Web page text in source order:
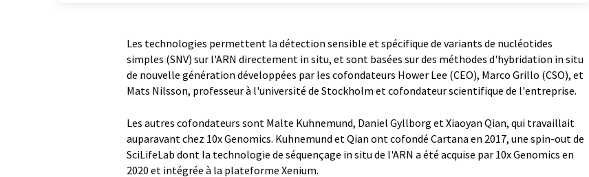
Les technologies permettent la détection sensible et spécifique de variants de nucléotides
simples (SNV) sur l'ARN directement in situ, et sont basées sur des méthodes d'hybridation in situ
de nouvelle génération développées par les cofondateurs Hower Lee (CEO), Marco Grillo (CSO), et
Mats Nilsson, professeur à l'université de Stockholm et cofondateur scientifique de l'entreprise.
Les autres cofondateurs sont Malte Kuhnemund, Daniel Gyllborg et Xiaoyan Qian, qui travaillait
auparavant chez 10x Genomics. Kuhnemund et Qian ont cofondé Cartana en 2017, une spin-out de
SciLifeLab dont la technologie de séquençage in situ de l'ARN a été acquise par 10x Genomics en
2020 et intégrée à la plateforme Xenium.